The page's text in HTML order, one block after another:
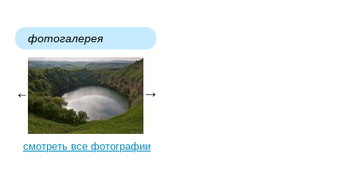
фотогалерея
смотреть все фотографии